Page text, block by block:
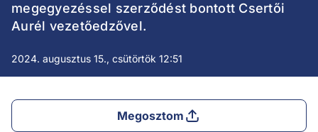
megegyezéssel szerződést bontott Csertői
Aurél vezetőedzővel.
2024. augusztus 15., csütörtök 12:51
Megosztom